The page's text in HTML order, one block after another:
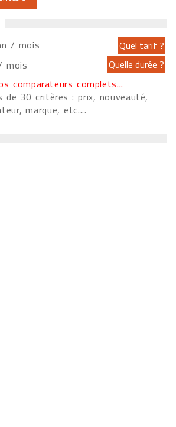
/ mois
mois
comparateurs complets...
de 30 critères : prix, nouveauté,
marque, etc....